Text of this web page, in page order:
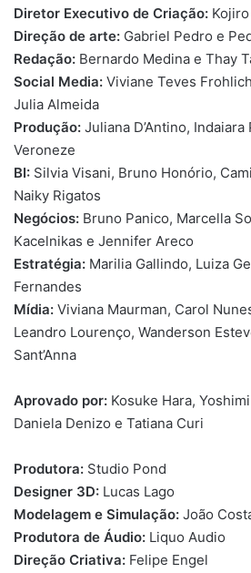
Diretor Executivo de Criação:
Direção de arte: Gabriel Pedro e
Redação: Bernardo Medina e Thay
Social Media: Viviane Teves
Julia Almeida
Produção: Juliana D’Antino,
Veroneze
BI: Silvia Visani, Bruno Honório,
Naiky Rigatos
Negócios: Bruno Panico, Marcella
Kacelnikas e Jennifer Areco
Estratégia: Marilia Gallindo, Luiza
Fernandes
Mídia: Viviana Maurman, Carol
Leandro Lourenço, Wanderson
Sant’Anna
Aprovado por: Kosuke Hara,
Daniela Denizo e Tatiana Curi
Produtora: Studio Pond
Designer 3D: Lucas Lago
Modelagem e Simulação: João
Produtora de Áudio: Liquo Audio
Direção Criativa: Felipe Engel